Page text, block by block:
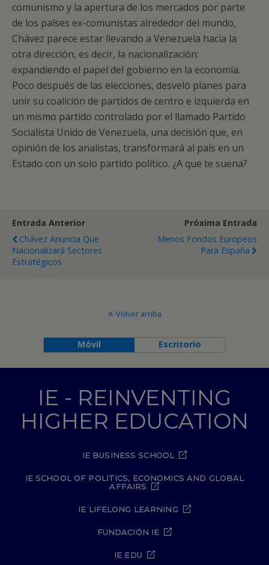
comunismo y la apertura de los mercados por parte
de los países ex-comunistas alrededor del mundo,
Chávez parece estar llevando a Venezuela hacia la
otra dirección, es decir, la nacionalización:
expandiendo el papel del gobierno en la economía.
Poco después de las elecciones, desveló planes para
unir su coalición de partidos de centro e izquierda en
un mismo partido controlado por el llamado Partido
Socialista Unido de Venezuela, una decisión que, en
opinión de los analistas, transformará al país en un
Estado con un solo partido político. ¿A que te suena?
Entrada Anterior
Chávez Anuncia Que
Nacionalizará Sectores
Estratégicos
Próxima Entrada
Menos Fondos Europeos
Para España
Volver arriba
Móvil Escritorio
IE - REINVENTING
HIGHER EDUCATION
IE BUSINESS SCHOOL
IE SCHOOL OF POLITICS, ECONOMICS AND GLOBAL
AFFAIRS
IE LIFELONG LEARNING
FUNDACIÓN IE
IE EDU